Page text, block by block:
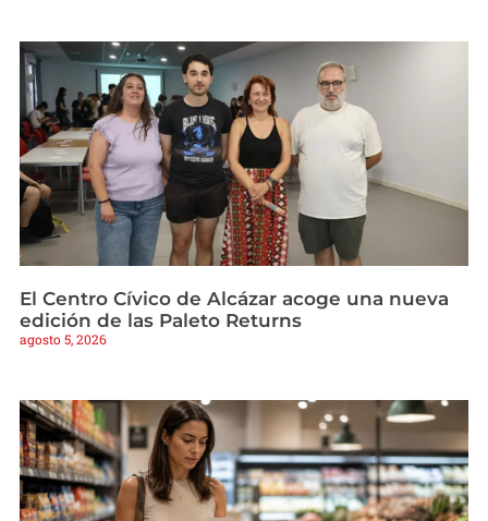
El Centro Cívico de Alcázar acoge una nueva
edición de las Paleto Returns
agosto 5, 2026